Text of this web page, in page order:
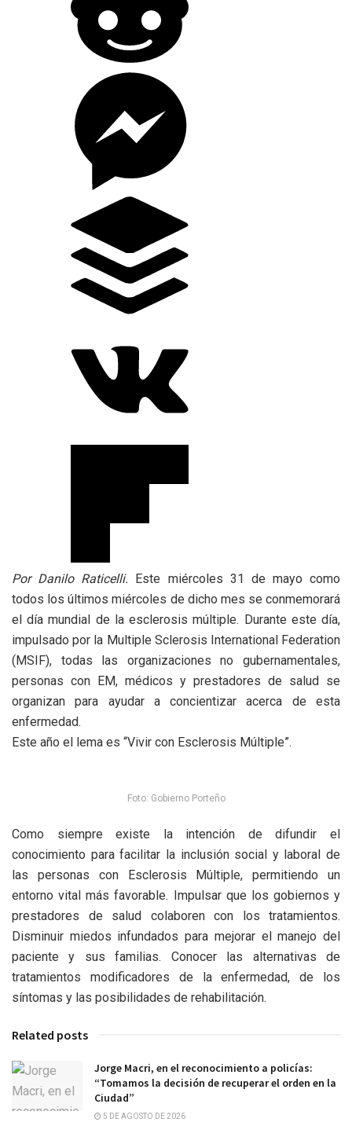
Por Danilo Raticelli. Este miércoles 31 de mayo como
todos los últimos miércoles de dicho mes se conmemorará
el día mundial de la esclerosis múltiple. Durante este día,
impulsado por la Multiple Sclerosis International Federation
(MSIF), todas las organizaciones no gubernamentales,
personas con EM, médicos y prestadores de salud se
organizan para ayudar a concientizar acerca de esta
enfermedad.
Este año el lema es “Vivir con Esclerosis Múltiple”.
Foto: Gobierno Porteño
Como siempre existe la intención de difundir el
conocimiento para facilitar la inclusión social y laboral de
las personas con Esclerosis Múltiple, permitiendo un
entorno vital más favorable. Impulsar que los gobiernos y
prestadores de salud colaboren con los tratamientos.
Disminuir miedos infundados para mejorar el manejo del
paciente y sus familias. Conocer las alternativas de
tratamientos modificadores de la enfermedad, de los
síntomas y las posibilidades de rehabilitación.
Related posts
Jorge Macri, en el reconocimiento a policías:
“Tomamos la decisión de recuperar el orden en la
Ciudad”
5 DE AGOSTO DE 2026